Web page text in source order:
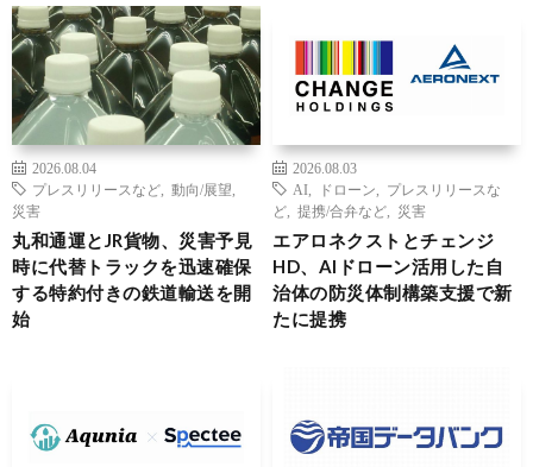
2026.08.04
プレスリリースなど
動向/展望
災害
丸和通運とJR貨物、災害予見
時に代替トラックを迅速確保
する特約付きの鉄道輸送を開
始
2026.08.03
AI
ドローン
プレスリリースな
ど
提携/合弁など 災害
エアロネクストとチェンジ
HD、AIドローン活用した自
治体の防災体制構築支援で新
たに提携